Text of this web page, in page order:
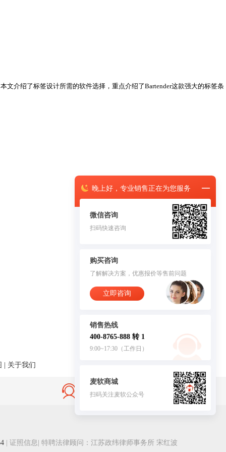
晚上好， 专业销售正在为您服务
微信咨询
扫码快速咨询
购买咨询
了解解决方案，优惠报价等售前问题
立即咨询
销售热线
400-8765-888 转 1
9:00~17:30（工作日）
麦软商城
扫码关注麦软公众号
客服
介绍了标签设计所需的软件选择，重点介绍了Bartender这款强大的标签条
| 关于我们
售后无忧·服务保障
证照信息 | 特聘法律顾问：江苏政纬律师事务所 宋红波